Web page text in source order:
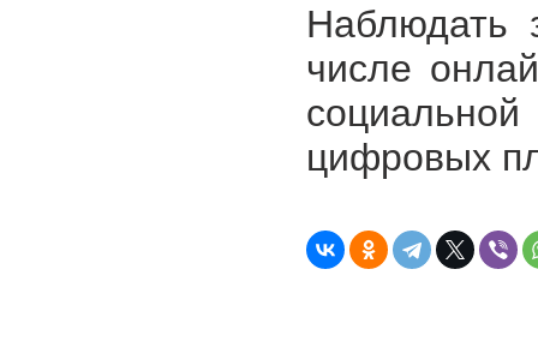
Наблюдать
числе
цифровых